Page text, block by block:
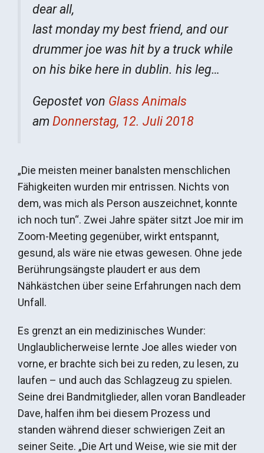
dear all,
last monday my best friend, and our
drummer joe was hit by a truck while
on his bike here in dublin. his leg…
Gepostet von Glass Animals
am Donnerstag, 12. Juli 2018
„Die meisten meiner banalsten menschlichen
Fähigkeiten wurden mir entrissen. Nichts von
dem, was mich als Person auszeichnet, konnte
ich noch tun“. Zwei Jahre später sitzt Joe mir im
Zoom-Meeting gegenüber, wirkt entspannt,
gesund, als wäre nie etwas gewesen. Ohne jede
Berührungsängste plaudert er aus dem
Nähkästchen über seine Erfahrungen nach dem
Unfall.
Es grenzt an ein medizinisches Wunder:
Unglaublicherweise lernte Joe alles wieder von
vorne, er brachte sich bei zu reden, zu lesen, zu
laufen – und auch das Schlagzeug zu spielen.
Seine drei Bandmitglieder, allen voran Bandleader
Dave, halfen ihm bei diesem Prozess und
standen während dieser schwierigen Zeit an
seiner Seite. „Die Art und Weise, wie sie mit der